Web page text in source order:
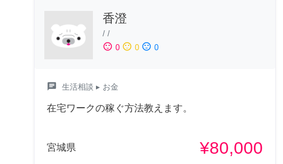
香澄
/ /
sentiment_satisfied 0 sentiment_neutral 0 sentiment_dissatisfied 0
chat 生活相談 ▸ お金
在宅ワークの稼ぐ方法教えます。
宮城県 ¥80,000